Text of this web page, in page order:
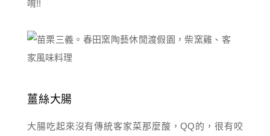
唷!!
薑絲大腸
大腸吃起來沒有傳統客家菜那麼酸，QQ的，很有咬